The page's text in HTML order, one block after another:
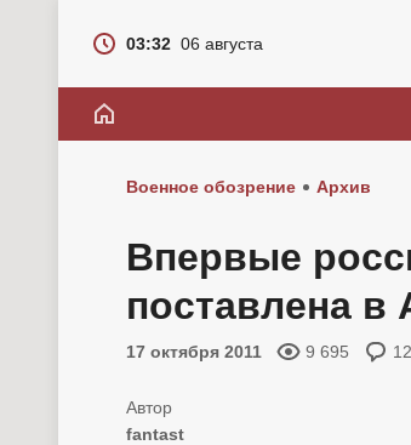
03:32 06 августа
Военное обозрение Архив
Впервые
поставлена в
17 октября 2011 9 695 12
fantast